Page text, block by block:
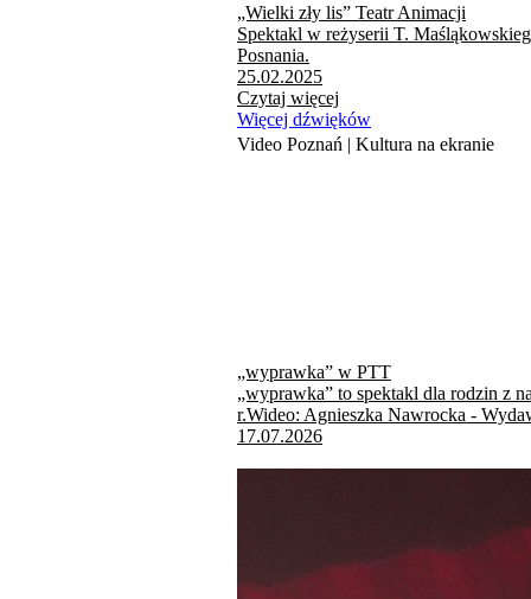
„Wielki zły lis” Teatr Animacji
Spektakl w reżyserii T.
Posnania.
25.02.2025
Czytaj więcej
Więcej dźwięków
Video Poznań | Kultura na ekranie
„wyprawka” w PTT
„wyprawka” to spektakl dla rodzin z
r.Wideo: Agnieszka Nawrocka -
17.07.2026